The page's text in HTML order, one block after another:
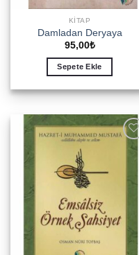
KITAP
Damladan Deryaya
95,00₺
Sepete Ekle
Add to
wishlist